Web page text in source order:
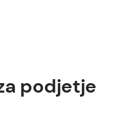
podjetje